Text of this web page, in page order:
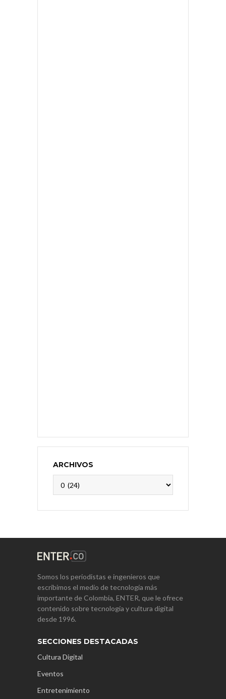
ARCHIVOS
Somos los periodistas e ingenieros que
escribimos el medio de tecnología más
importante de Colombia, ENTER, que le ofrece
contenido sobre tecnología y cultura digital
desde 1996.
SECCIONES DESTACADAS
Cultura Digital
Eventos
Entretenimiento